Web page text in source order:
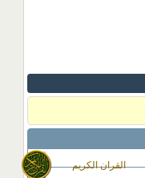
القران الكريم